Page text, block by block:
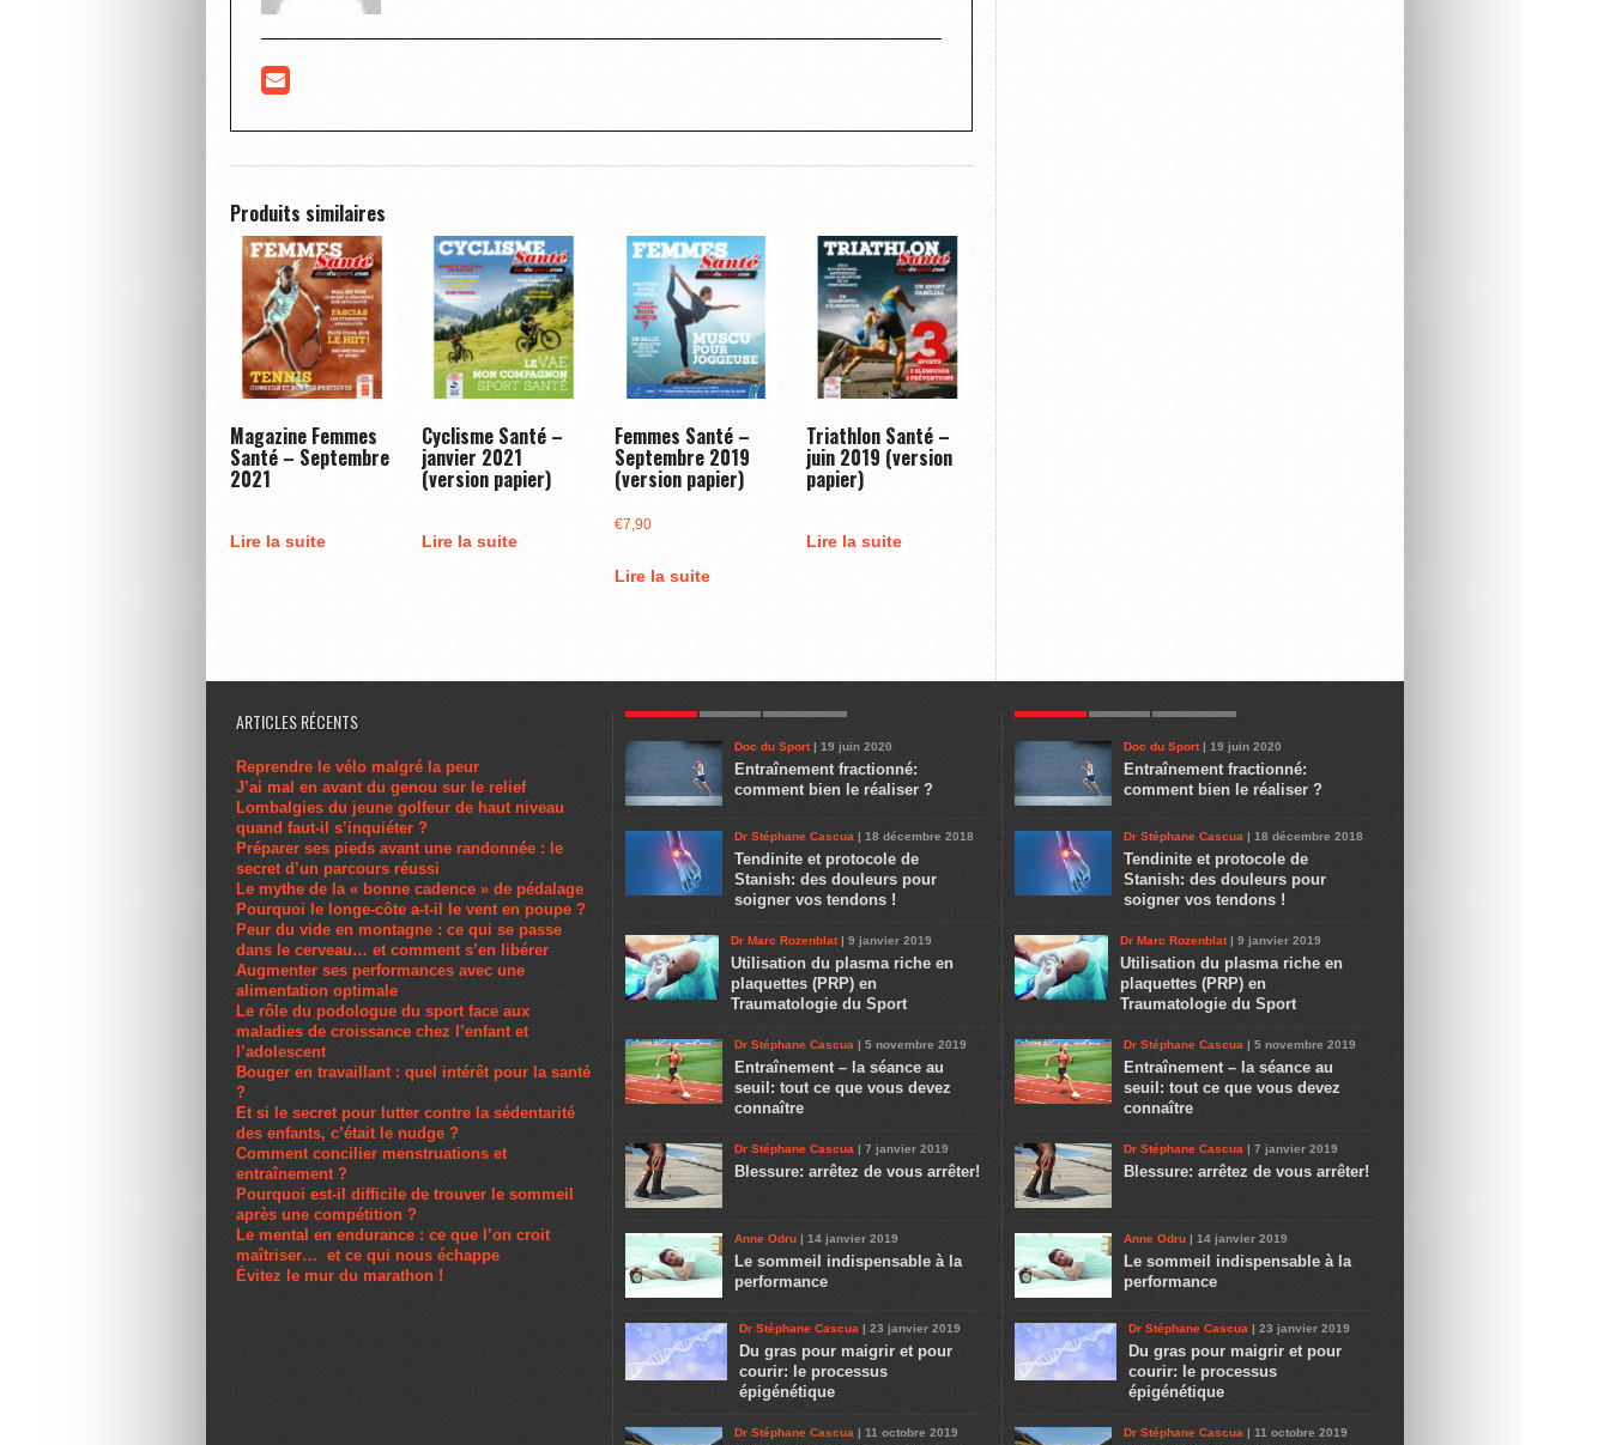
Produits similaires
Magazine Femmes
Santé – Septembre
2021
Lire la suite
Cyclisme Santé –
janvier 2021
(version papier)
Lire la suite
Femmes Santé –
Septembre 2019
(version papier)
€7,90
Lire la suite
Triathlon Santé –
juin 2019 (version
papier)
Lire la suite
ARTICLES RÉCENTS
Reprendre le vélo malgré la peur
J’ai mal en avant du genou sur le relief
Lombalgies du jeune golfeur de haut niveau
quand faut-il s’inquiéter ?
Préparer ses pieds avant une randonnée : le
secret d’un parcours réussi
Le mythe de la « bonne cadence » de pédalage
Pourquoi le longe-côte a-t-il le vent en poupe ?
Peur du vide en montagne : ce qui se passe
dans le cerveau… et comment s’en libérer
Augmenter ses performances avec une
alimentation optimale
Le rôle du podologue du sport face aux
maladies de croissance chez l’enfant et
l’adolescent
Bouger en travaillant : quel intérêt pour la santé
?
Et si le secret pour lutter contre la sédentarité
des enfants, c’était le nudge ?
Comment concilier menstruations et
entraînement ?
Pourquoi est-il difficile de trouver le sommeil
après une compétition ?
Le mental en endurance : ce que l’on croit
maîtriser… et ce qui nous échappe
Évitez le mur du marathon !
Doc du Sport| 19 juin 2020
Entraînement fractionné:
comment bien le réaliser ?
Dr Stéphane Cascua | 18 décembre 2018
Tendinite et protocole de
Stanish: des douleurs pour
soigner vos tendons !
Dr Marc Rozenblat| 9 janvier 2019
Utilisation du plasma riche en
plaquettes (PRP) en
Traumatologie du Sport
Dr Stéphane Cascua | 5 novembre 2019
Entraînement – la séance au
seuil: tout ce que vous devez
connaître
Dr Stéphane Cascua | 7 janvier 2019
Blessure: arrêtez de vous arrêter!
Anne Odru | 14 janvier 2019
Le sommeil indispensable à la
performance
Dr Stéphane Cascua | 23 janvier 2019
Du gras pour maigrir et pour
courir: le processus
épigénétique
Dr Stéphane Cascua | 11 octobre 2019
Doc du Sport| 19 juin 2020
Entraînement fractionné:
comment bien le réaliser ?
Dr Stéphane Cascua | 18 décembre 2018
Tendinite et protocole de
Stanish: des douleurs pour
soigner vos tendons !
Dr Marc Rozenblat| 9 janvier 2019
Utilisation du plasma riche en
plaquettes (PRP) en
Traumatologie du Sport
Dr Stéphane Cascua | 5 novembre 2019
Entraînement – la séance au
seuil: tout ce que vous devez
connaître
Dr Stéphane Cascua | 7 janvier 2019
Blessure: arrêtez de vous arrêter!
Anne Odru | 14 janvier 2019
Le sommeil indispensable à la
performance
Dr Stéphane Cascua | 23 janvier 2019
Du gras pour maigrir et pour
courir: le processus
épigénétique
Dr Stéphane Cascua | 11 octobre 2019